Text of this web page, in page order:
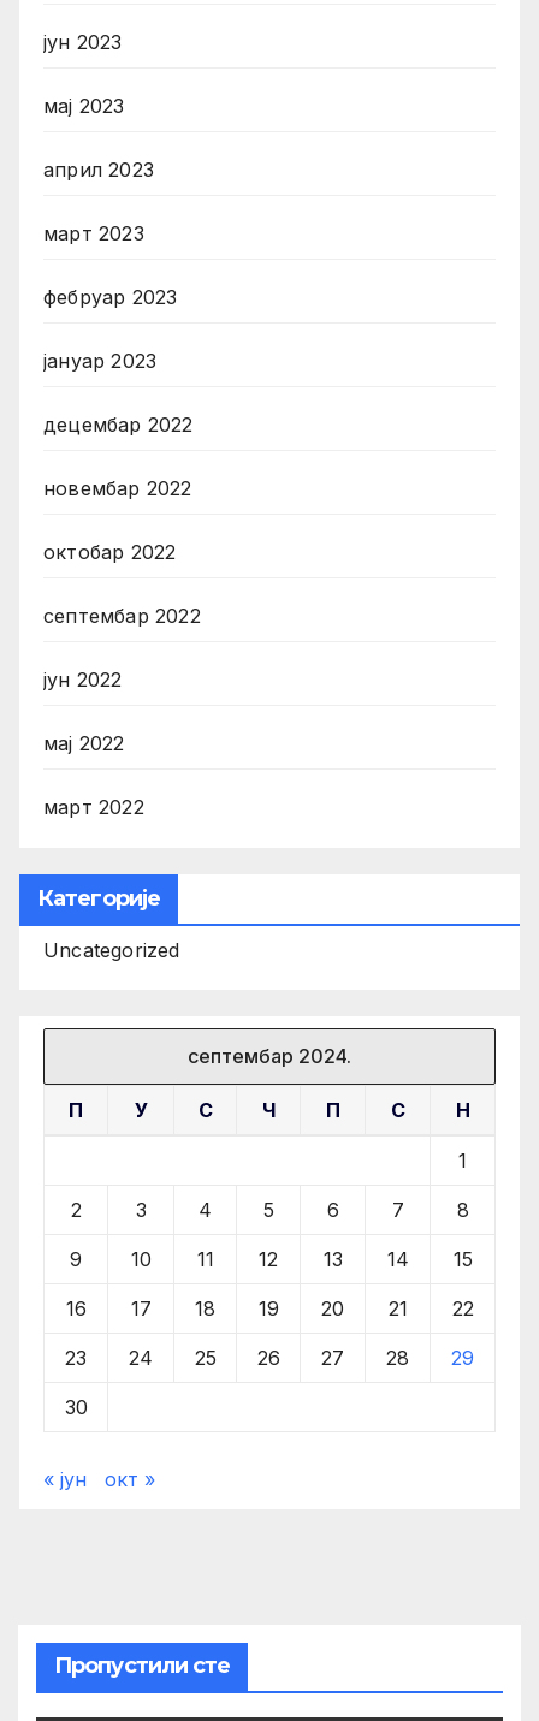
јун 2023
мај 2023
април 2023
март 2023
фебруар 2023
јануар 2023
децембар 2022
новембар 2022
октобар 2022
септембар 2022
јун 2022
мај 2022
март 2022
Категорије
Uncategorized
септембар 2024.
П У С Ч П С Н
1
2 3 4 5 6 7 8
9 10 11 12 13 14 15
16 17 18 19 20 21 22
23 24 25 26 27 28 29
30
« јун окт »
Пропустили сте